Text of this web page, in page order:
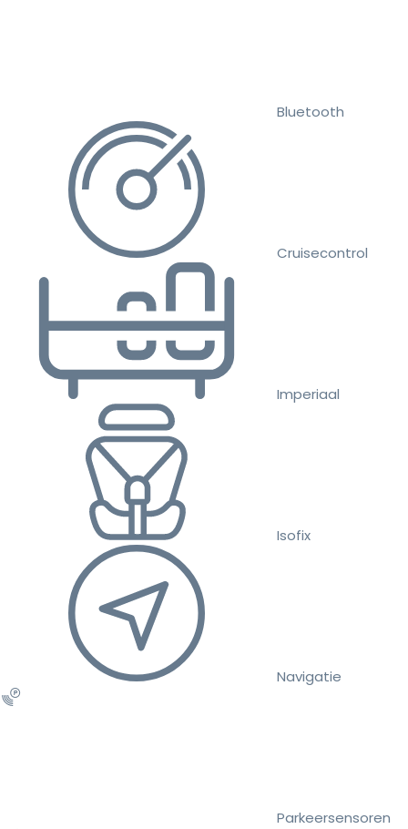
Bluetooth
Cruisecontrol
Imperiaal
Isofix
Navigatie
Parkeersensoren